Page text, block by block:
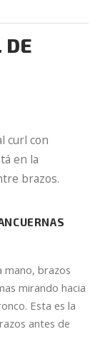
DE
curl con
en la
brazos.
mano, brazos
mirando hacia
Esta es la
antes de